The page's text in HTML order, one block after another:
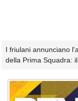
I friulani annunciano
della Prima Squadra: